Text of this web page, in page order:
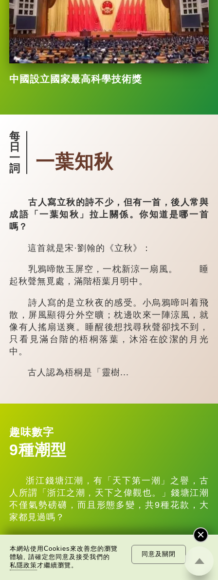
中國設立國家最高科學技術獎
每
日
一
詞
一葉知秋
古人寫立秋的詩不少，但有一首，後人常與
成語「一葉知秋」拉上關係。你知道是哪一首
嗎？
這首就是宋·劉翰的《立秋》：
乳鴉啼散玉屏空，一枕新涼一扇風。 睡
起秋聲無覓處，滿階梧葉月明中。
詩人寫的是立秋夜的感受。小烏鴉啼叫着飛
散，屏風顯得分外空曠；枕邊吹來一陣涼風，就
像有人搖扇送爽。睡醒後想找尋秋聲卻找不到，
只看見滿台階的梧桐落葉，沐浴在皎潔的月光
中。
古人認為梧桐是「靈樹...
趣味數字
9種潮型
浙江錢塘江潮，有「天下第一潮」之譽，古
人所謂「浙江之潮，天下之偉觀也。」錢塘江潮
不僅氣勢磅礴，而且形態多變，共9種花款，大
家都見過嗎？
本網站使用Cookies來改善您的瀏覽
體驗, 請確定您同意及接受我們的
私隱政策才繼續瀏覽。
同意及關閉